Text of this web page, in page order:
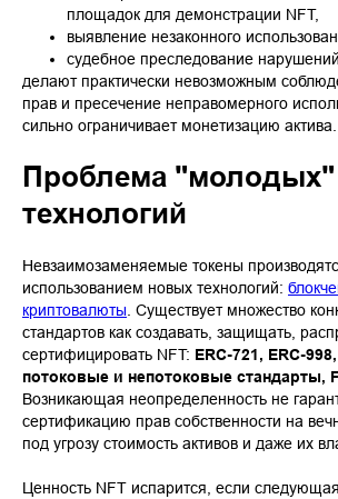
площадок для демонстрации NFT,
выявление незаконного
судебное преследование нарушений
делают практически невозможным
прав и пресечение неправомерного
сильно ограничивает монетизацию актива.
Проблема "молодых"
технологий
Невзаимозаменяемые токены
использованием новых технологий:
криптовалюты. Существует множество
стандартов как создавать, защищать,
сертифицировать NFT: ERC-721, ERC-
потоковые и непотоковые стандарты,
Возникающая неопределенность не
сертификацию прав собственности на
под угрозу стоимость активов и даже их
Ценность NFT испарится, если